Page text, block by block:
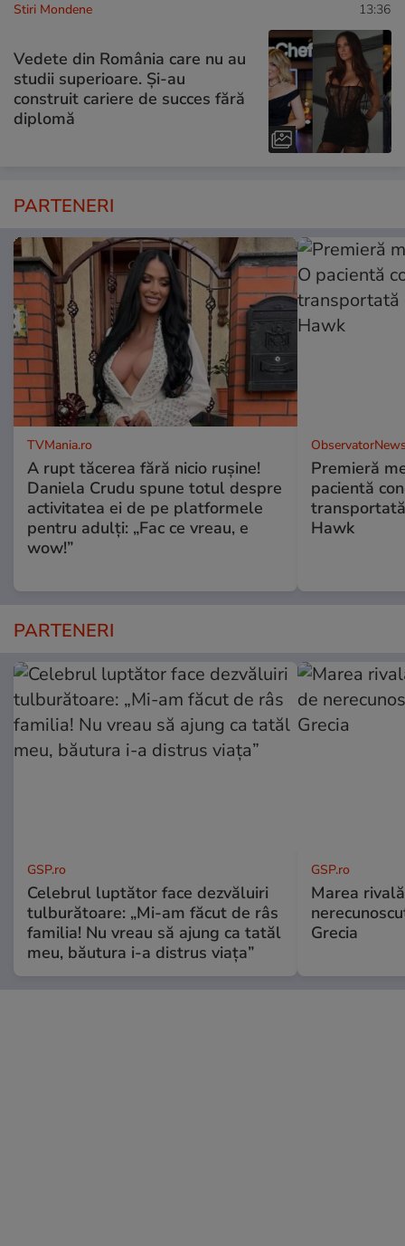
Stiri Mondene 13:36
Vedete din România care nu au
studii superioare. Și-au
construit cariere de succes fără
diplomă
PARTENERI
TVMania.ro
A rupt tăcerea fără nicio rușine!
Daniela Crudu spune totul despre
activitatea ei de pe platformele
pentru adulți: „Fac ce vreau, e
wow!”
Premieră
pacientă
Hawk
PARTENERI
GSP.ro
Celebrul luptător face dezvăluiri
tulburătoare: „Mi-am făcut de râs
familia! Nu vreau să ajung ca tatăl
meu, băutura i-a distrus viața”
GSP.ro
Marea
Grecia